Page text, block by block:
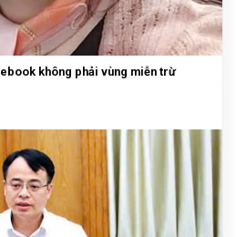
không phải vùng miễn trừ